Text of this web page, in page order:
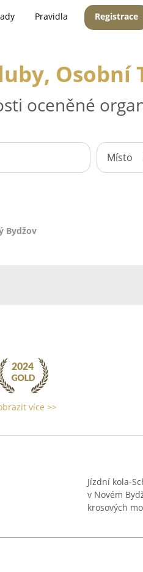
Pravidla Registrace
Osobní
oceněné
Bydžov
více >>
Jízdní kola-
v Novém
krosových